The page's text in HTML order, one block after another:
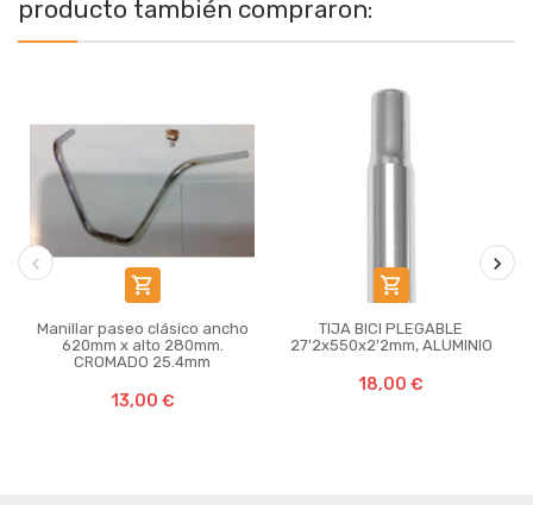
producto también compraron:

Manillar paseo clásico ancho
620mm x alto 280mm.
CROMADO 25.4mm
13,00 €

TIJA BICI PLEGABLE
27'2x550x2'2mm, ALUMINIO
18,00 €